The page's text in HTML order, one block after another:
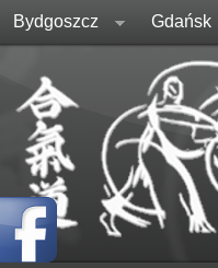
Bydgoszcz Gdańsk